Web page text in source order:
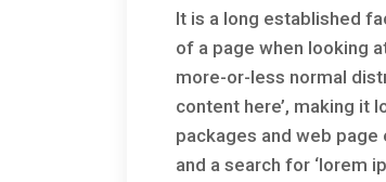
It is a long established
of a page when looking
more-or-less normal
content here’, making it
packages and web
and a search for ‘lorem